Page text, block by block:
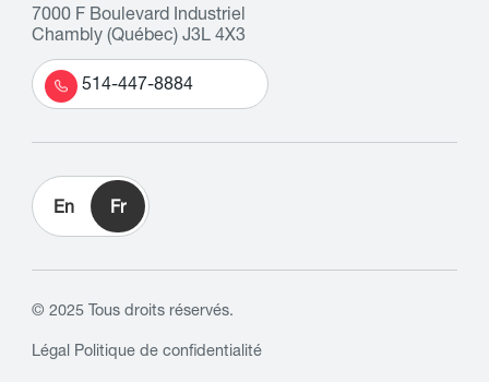
7000 F Boulevard Industriel
Chambly (Québec) J3L 4X3
514-447-8884
En Fr
© 2025 Tous droits réservés.
Légal Politique de confidentialité